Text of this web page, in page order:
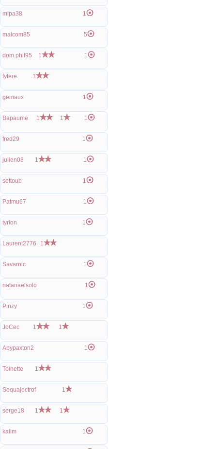
mipa38 1
malcom85 5
dom.phil95 1 1
fyfere 1
gemaux 1
Bapaume 1 1 1
fred29 1
julien08 1 1
settoub 1
Patmu67 1
tyrion 1
Laurent2776 1
Savarnic 1
natanaelsolo 1
Pinzy 1
JoCec 1 1
Abypaxton2 1
Toinette 1
Sequajectrof 1
serge18 1 1
kalim 1